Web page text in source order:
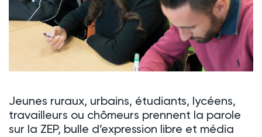
Jeunes ruraux, urbains, étudiants, lycéens,
travailleurs ou chômeurs prennent la parole
sur la ZEP, bulle d’expression libre et média